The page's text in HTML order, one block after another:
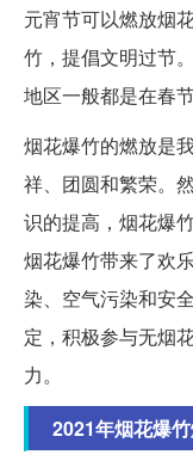
元宵节可以燃放烟
竹，提倡文明过节
地区一般都是在春
烟花爆竹的燃放是
祥、团圆和繁荣。
识的提高，烟花爆
烟花爆竹带来了欢
染、空气污染和安
定，积极参与无烟
力。
2021年烟花爆